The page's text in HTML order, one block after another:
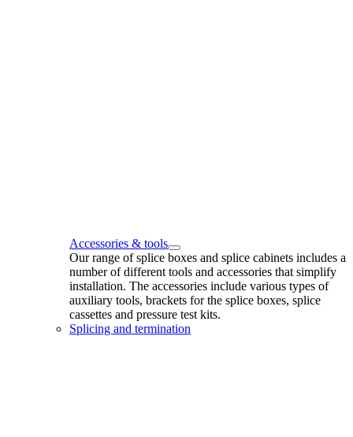
Accessories & tools
Our range of splice boxes and splice cabinets includes a
number of different tools and accessories that simplify
installation. The accessories include various types of
auxiliary tools, brackets for the splice boxes, splice
cassettes and pressure test kits.
Splicing and termination